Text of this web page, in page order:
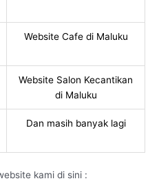
Website Cafe di Maluku
Website Salon Kecantikan
di Maluku
Dan masih banyak lagi
kami di sini :